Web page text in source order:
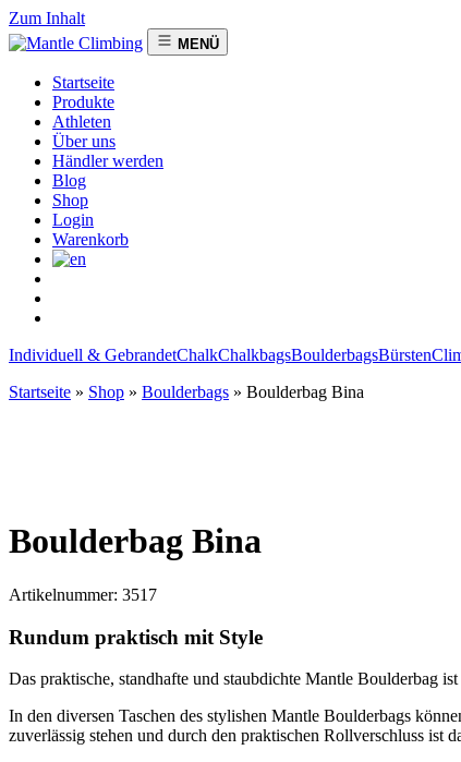
Zum Inhalt
MENÜ
Startseite
Produkte
Athleten
Über uns
Händler werden
Blog
Shop
Login
Warenkorb
Individuell & GebrandetChalkChalkbagsBoulderbagsBürsten
Startseite » Shop » Boulderbags » Boulderbag Bina
Boulderbag Bina
Artikelnummer: 3517
Rundum praktisch mit Style
Das praktische, standhafte und staubdichte Mantle Boulderbag
In den diversen Taschen des stylishen Mantle Boulderbags
zuverlässig stehen und durch den praktischen Rollverschluss